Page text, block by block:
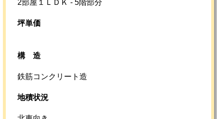
2部屋１ＬＤＫ - 5階部分
坪単価
構造
鉄筋コンクリート造
地積状況